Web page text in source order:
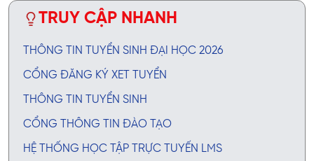
TRUY CẬP NHANH
THÔNG TIN TUYỂN SINH ĐẠI HỌC 2026
CỔNG ĐĂNG KÝ XET TUYỂN
THÔNG TIN TUYỂN SINH
CỔNG THÔNG TIN ĐÀO TẠO
HỆ THỐNG HỌC TẬP TRỰC TUYẾN LMS